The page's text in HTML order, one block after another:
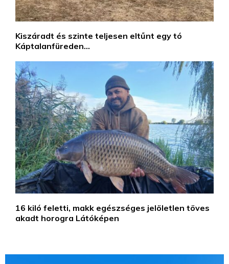
Kiszáradt és szinte teljesen eltűnt egy tó
Káptalanfüreden…
16 kiló feletti, makk egészséges jelöletlen töves
akadt horogra Látóképen